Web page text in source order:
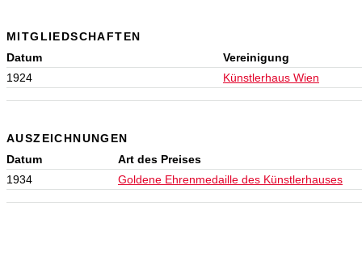
MITGLIEDSCHAFTEN
Datum
Vereinigung
1924
Künstlerhaus Wien
AUSZEICHNUNGEN
Datum
Art des Preises
1934
Goldene Ehrenmedaille des Künstlerhauses